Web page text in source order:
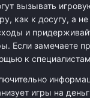
вызывать
как к досугу, а
и
Если замечаете
к
игры на